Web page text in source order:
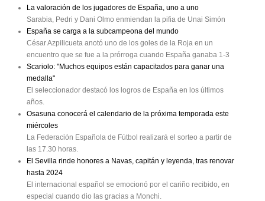
La valoración de los jugadores de España, uno a uno
Sarabia, Pedri y Dani Olmo enmiendan la pifia de Unai Simón
España se carga a la subcampeona del mundo
César Azpilicueta anotó uno de los goles de la Roja en un
encuentro que se fue a la prórroga cuando España ganaba 1-3
Scariolo: "Muchos equipos están capacitados para ganar una
medalla"
El seleccionador destacó los logros de España en los últimos
años.
Osasuna conocerá el calendario de la próxima temporada este
miércoles
La Federación Española de Fútbol realizará el sorteo a partir de
las 17.30 horas.
El Sevilla rinde honores a Navas, capitán y leyenda, tras renovar
hasta 2024
El internacional español se emocionó por el cariño recibido, en
especial cuando dio las gracias a Monchi.